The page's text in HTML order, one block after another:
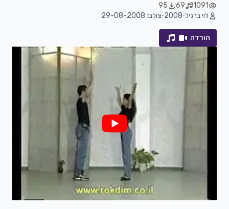
1091
69
95
לוי ברגיל•
2008
•צולם: 29-08-2008
הורדה